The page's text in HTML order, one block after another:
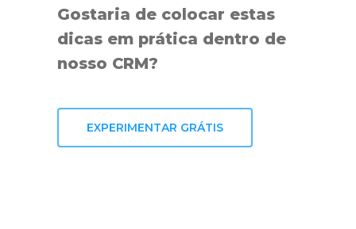
Gostaria de colocar estas
dicas em prática dentro de
nosso CRM?
EXPERIMENTAR GRÁTIS